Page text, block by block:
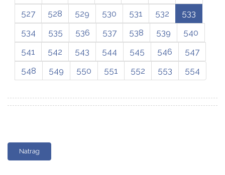
527
528 529 530 531 532
533
534
535 536 537 538 539
540
541
542 543 544 545 546
547
548
549 550 551 552 553 554
Natrag